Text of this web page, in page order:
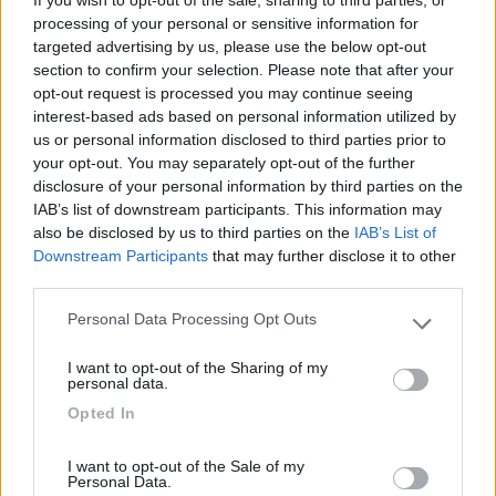
processing of your personal or sensitive information for
targeted advertising by us, please use the below opt-out
section to confirm your selection. Please note that after your
opt-out request is processed you may continue seeing
interest-based ads based on personal information utilized by
us or personal information disclosed to third parties prior to
your opt-out. You may separately opt-out of the further
disclosure of your personal information by third parties on the
IAB’s list of downstream participants. This information may
also be disclosed by us to third parties on the IAB’s List of
Downstream Participants that may further disclose it to other
Please note that this website/app uses one or more Google
not limited to your visit or usage behaviour. You may click to
grant or deny consent to Google and its third-party tags to
use your data for below specified purposes in below Google
Personal Data Processing Opt Outs
I want to opt-out of the Sharing of my
personal data.
Opted In
I want to opt-out of the Sale of my
Personal Data.
tempo. M.S.
Modificato da Marystar il 16/03/2009 alle 08:34:29
a.daniele
3975
Inserito il16/03/2009 alle: 09:58:48
quote:Originally posted by signor rossiho fatto instalare i
pannelli solari..mi hanno messo 12 viti..mi hanno bucato il tetto
con relativa infiltrazione... >
> Spero di aver capito male. Per fissare le staffe dei pannelli sul
Inserito il16/03/2009
no no hai capito benissimo 12 viti 12 buchi..
a.daniele
3975